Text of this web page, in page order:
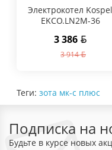
Электрокотел Kospel
EKCO.LN2M-36
3 386
3 914
Теги: зота мк-с плюс
Подписка на
Будьте в курсе новых